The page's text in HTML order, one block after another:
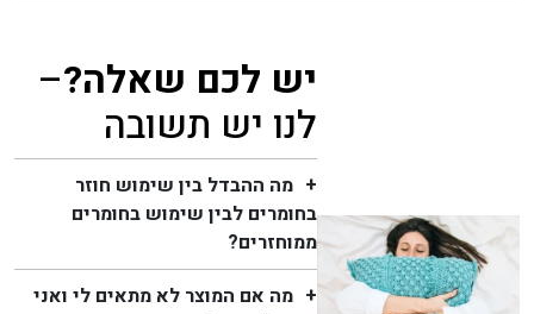
יש לכם שאלה?–
לנו יש תשובה
מה ההבדל בין שימוש חוזר
בחומרים לבין שימוש בחומרים
ממוחזרים?
מה אם המוצר לא מתאים לי ואני